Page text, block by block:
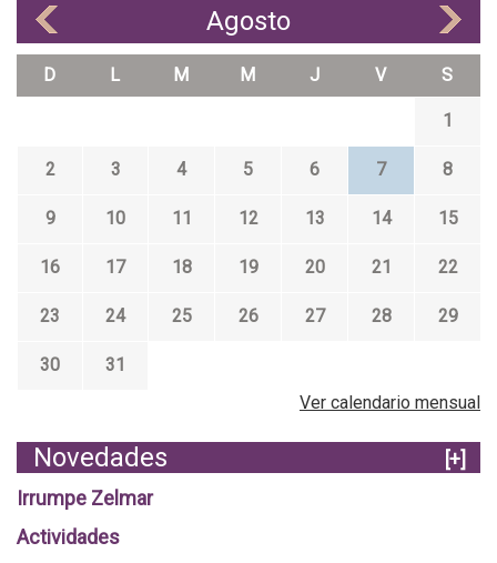
Agosto
D L M M J V S
1
2 3 4 5 6 7 8
9 10 11 12 13 14 15
16 17 18 19 20 21 22
23 24 25 26 27 28 29
30
31
Ver calendario mensual
Novedades
[+]
Irrumpe Zelmar
Actividades